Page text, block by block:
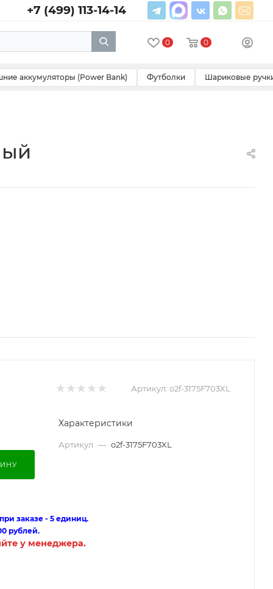
+7 (499) 113-14-14
0 0
аккумуляторы (Power Bank) Футболки Шариковые
Артикул: o2f-3175F703XL
Характеристики
Артикул — o2f-3175F703XL
заказе - 5 единиц.
рублей.
у менеджера.